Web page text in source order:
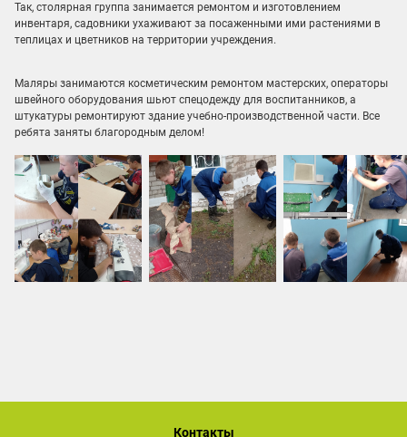
Так, столярная группа занимается ремонтом и изготовлением
инвентаря, садовники ухаживают за посаженными ими растениями в
теплицах и цветников на территории учреждения.
Маляры занимаются косметическим ремонтом мастерских, операторы
швейного оборудования шьют спецодежду для воспитанников, а
штукатуры ремонтируют здание учебно-производственной части. Все
ребята заняты благородным делом!
Контакты